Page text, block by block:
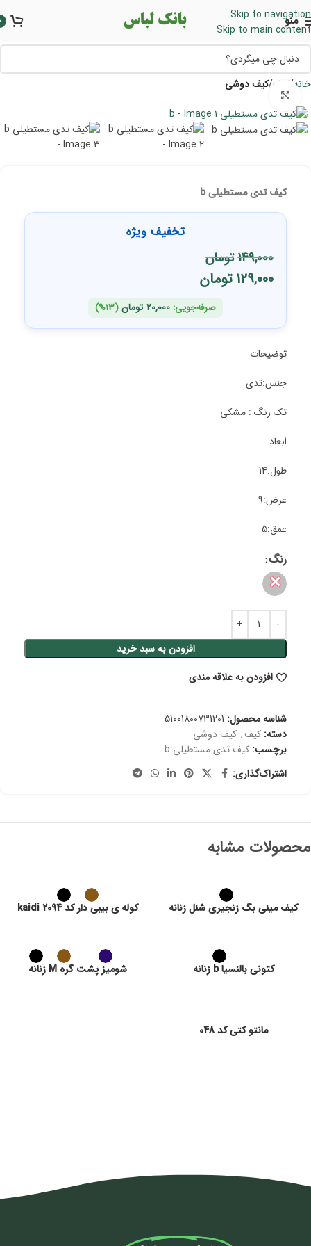
Skip to navigation
Skip to main content
منو
خانه کیف کیف دوشی
کیف تدی مستطیلی b
تخفیف ویژه
149,000تومان
129,000تومان
صرفه‌جویی: 20,000 تومان(13%)
توضیحات
جنس:تدی
تک رنگ : مشکی
ابعاد
طول:14
عرض:9
عمق:5
رنگ
✕
افزودن به سبد خرید
افزودن به علاقه مندی
شناسه محصول: 51001800731201
دسته: کیف, کیف دوشی
برچسب: کیف تدی مستطیلی b
اشتراک‌گذاری:
محصولات مشابه
کیف مینی بگ زنجیری شنل زنانه کوله ی بیبی دار کد 2094 kaidi
کتونی بالنسیا b زنانه شومیز پشت گره M زنانه
مانتو کتی کد 048